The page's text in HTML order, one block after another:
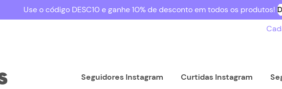
Use o código DESC10 e ganhe 10% de desconto em todos os produtos!
Seguidores Instagram Curtidas Instagram